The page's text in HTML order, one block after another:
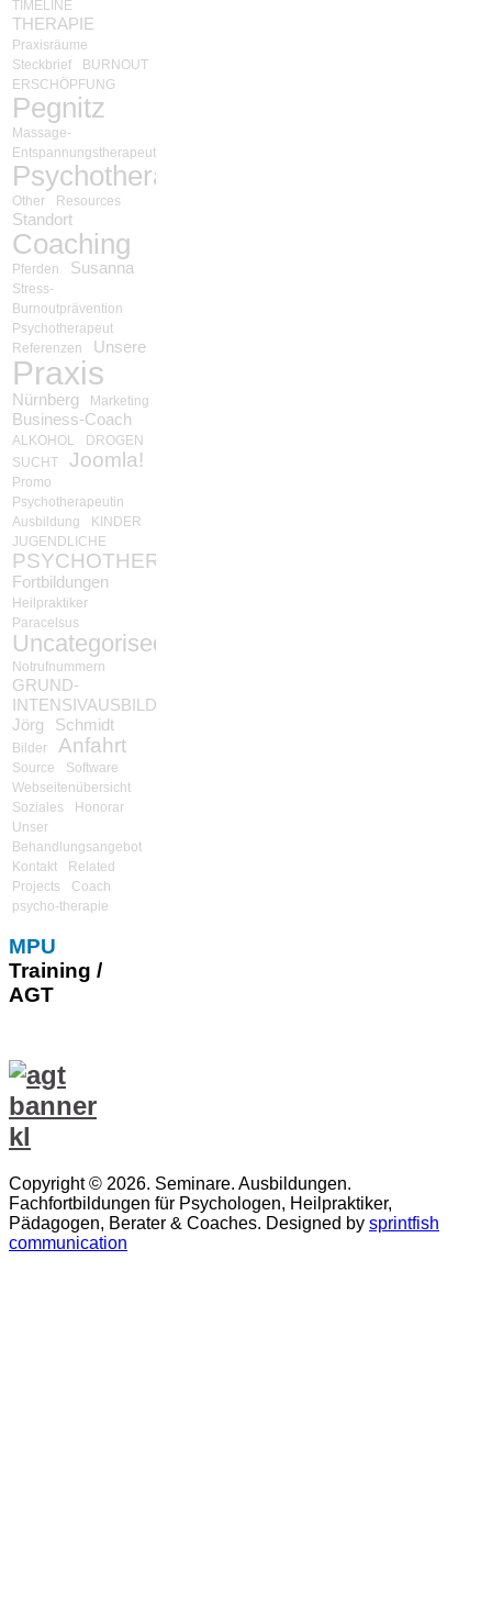
TIMELINE
THERAPIE
Praxisräume
Steckbrief
BURNOUT
ERSCHÖPFUNG
Pegnitz
Massage-
Entspannungstherapeut
Psychotherapie
Other Resources
Standort
Coaching
Pferden Susanna
Stress-
Burnoutprävention
Psychotherapeut
Referenzen
Unsere
Praxis
Nürnberg Marketing
Business-Coach
ALKOHOL
DROGEN
SUCHT
Joomla!
Promo
Psychotherapeutin
Ausbildung
KINDER
JUGENDLICHE
PSYCHOTHERAPIE
Fortbildungen
Heilpraktiker
Paracelsus
Uncategorised
Notrufnummern
GRUND-
INTENSIVAUSBILDUNG
Jörg
Schmidt
Bilder Anfahrt
Source
Software
Webseitenübersicht
Soziales
Honorar
Unser
Behandlungsangebot
Kontakt
Related
Projects
Coach
psycho-therapie
MPU
Training /
AGT
Copyright © 2026. Seminare. Ausbildungen.
Fachfortbildungen für Psychologen, Heilpraktiker,
Pädagogen, Berater & Coaches. Designed by sprintfish
communication